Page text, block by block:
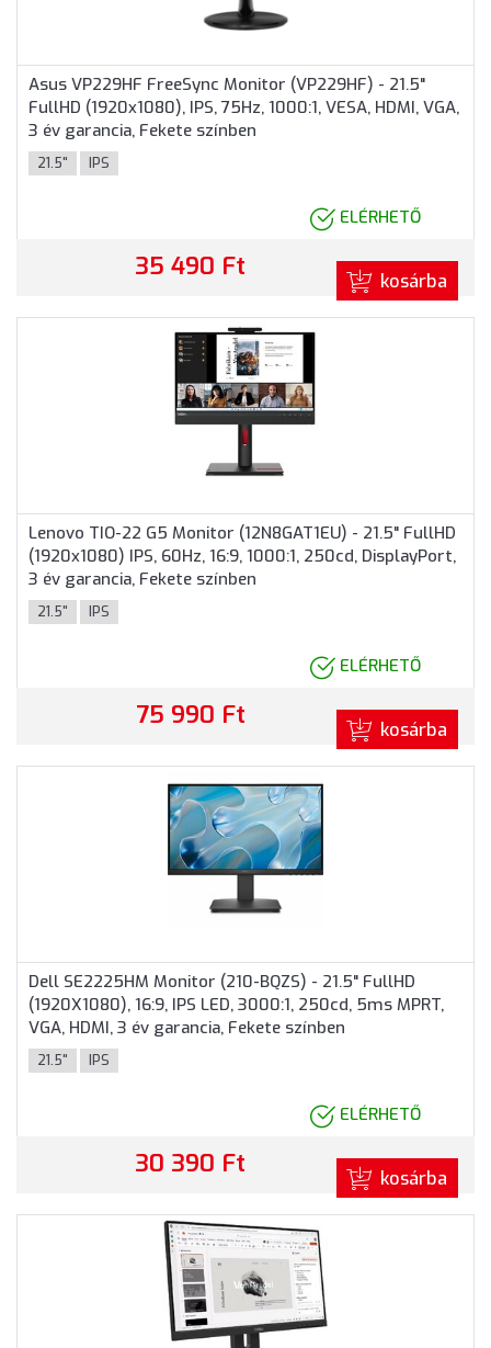
Asus VP229HF FreeSync Monitor (VP229HF) - 21.5"
FullHD (1920x1080), IPS, 75Hz, 1000:1, VESA, HDMI, VGA,
3 év garancia, Fekete színben
21.5" IPS
ELÉRHETŐ
35 490 Ft kosárba
Lenovo TIO-22 G5 Monitor (12N8GAT1EU) - 21.5" FullHD
(1920x1080) IPS, 60Hz, 16:9, 1000:1, 250cd, DisplayPort,
3 év garancia, Fekete színben
21.5" IPS
ELÉRHETŐ
75 990 Ft kosárba
Dell SE2225HM Monitor (210-BQZS) - 21.5" FullHD
(1920X1080), 16:9, IPS LED, 3000:1, 250cd, 5ms MPRT,
VGA, HDMI, 3 év garancia, Fekete színben
21.5" IPS
ELÉRHETŐ
30 390 Ft kosárba